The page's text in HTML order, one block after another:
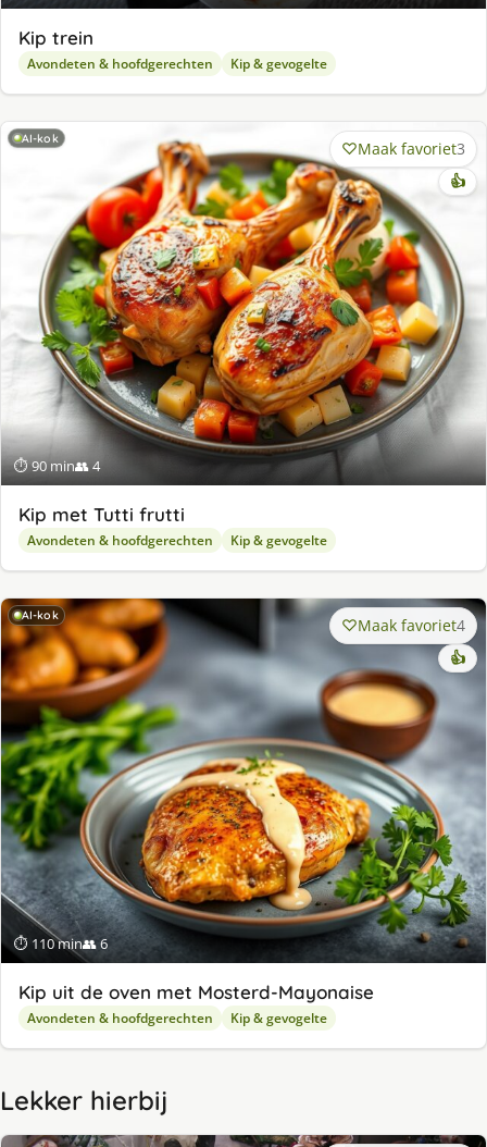
Kip trein
Avondeten & hoofdgerechten Kip & gevogelte
AI-kok
⏱ 90 min👥 4
Maak favoriet3
👍
Kip met Tutti frutti
Avondeten & hoofdgerechten Kip & gevogelte
AI-kok
⏱ 110 min👥 6
Maak favoriet4
👍
Kip uit de oven met Mosterd-Mayonaise
Avondeten & hoofdgerechten Kip & gevogelte
Lekker hierbij